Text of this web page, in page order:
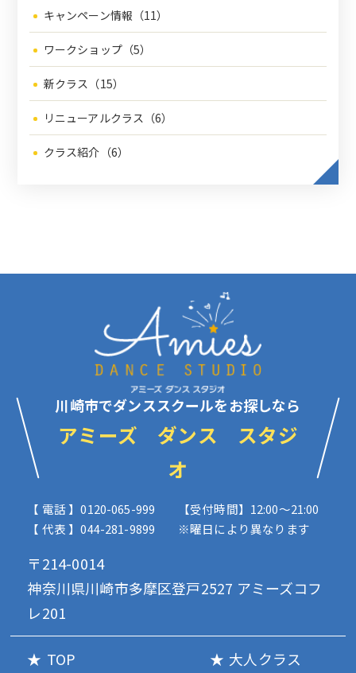
キャンペーン情報（11）
ワークショップ（5）
新クラス（15）
リニューアルクラス（6）
クラス紹介（6）
川崎市でダンススクールをお探しなら
アミーズ ダンス スタジ
オ
【 電話 】0120-065-999
【 代表 】044-281-9899
【受付時間】12:00〜21:00
※曜日により異なります
〒214-0014
神奈川県川崎市多摩区登戸2527 アミーズコフ
レ201
TOP 大人クラス